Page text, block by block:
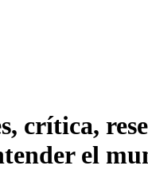
crítica,
el